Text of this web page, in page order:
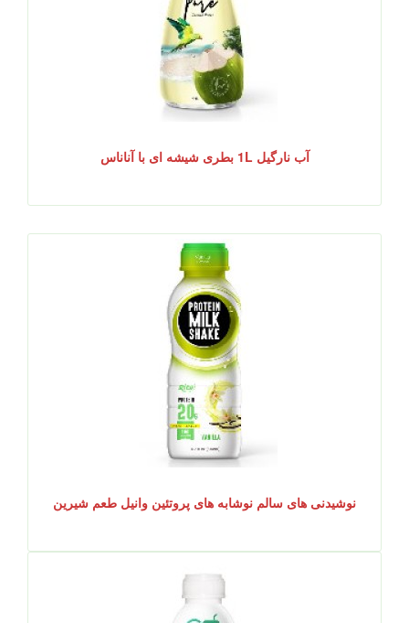
آب نارگیل 1L بطری شیشه ای با آناناس
نوشیدنی های سالم نوشابه های پروتئین وانیل طعم شیرین